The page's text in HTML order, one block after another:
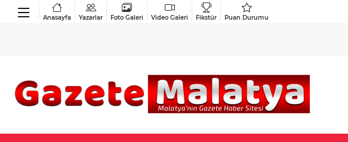
Anasayfa Yazarlar Foto Galeri Video Galeri Fikstür Puan Durumu